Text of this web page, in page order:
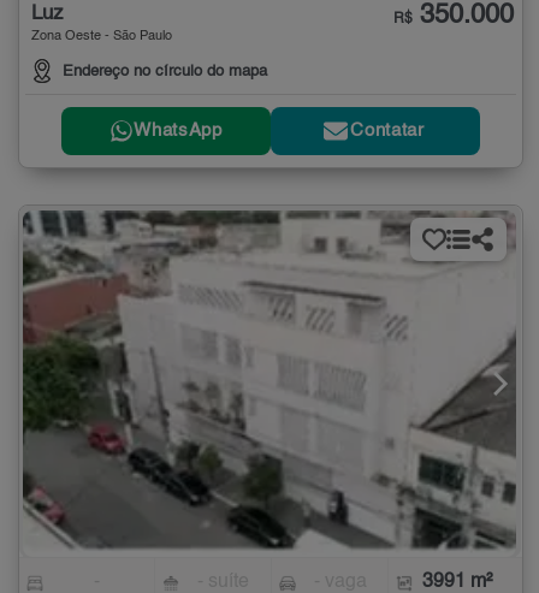
Luz
Zona Oeste - São Paulo
Endereço no círculo do mapa
R$ 350.000
WhatsApp Contatar
3991 m²